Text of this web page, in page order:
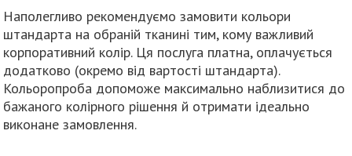
Наполегливо рекомендуємо замовити кольори
штандарта на обраній тканині тим, кому важливий
корпоративний колір. Ця послуга платна, оплачується
додатково (окремо від вартості штандарта).
Кольоропроба допоможе максимально наблизитися до
бажаного колірного рішення й отримати ідеально
виконане замовлення.